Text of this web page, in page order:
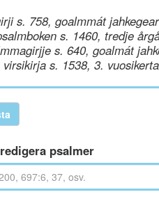
s. 758, goalmmát
s. 1460, tredje
s. 640, goalmát
s. 1538, 3. vuosikerta
psalmer